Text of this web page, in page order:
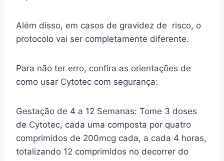
Além disso, em casos de gravidez de risco, o
protocolo vai ser completamente diferente.
Para não ter erro, confira as orientações de
como usar Cytotec com segurança:
Gestação de 4 a 12 Semanas: Tome 3 doses
de Cytotec, cada uma composta por quatro
comprimidos de 200mcg cada, a cada 4 horas,
totalizando 12 comprimidos no decorrer do